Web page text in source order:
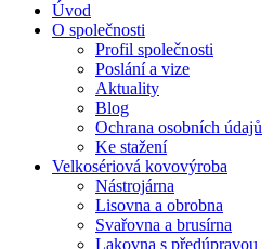
Úvod
O společnosti
Profil společnosti
Poslání a vize
Aktuality
Blog
Ochrana osobních údajů
Ke stažení
Velkosériová kovovýroba
Nástrojárna
Lisovna a obrobna
Svařovna a brusírna
Lakovna s předúpravou